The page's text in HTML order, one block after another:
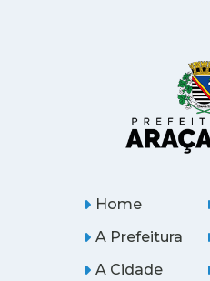
Home
A Prefeitura
A Cidade